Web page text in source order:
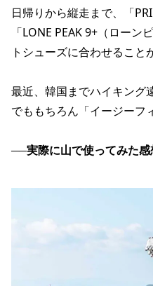
日帰りから縦走まで、「
「LONE PEAK 9+（ローン
トシューズに合わせること
最近、韓国までハイキング
でももちろん「イージーフ
──実際に山で使ってみた感